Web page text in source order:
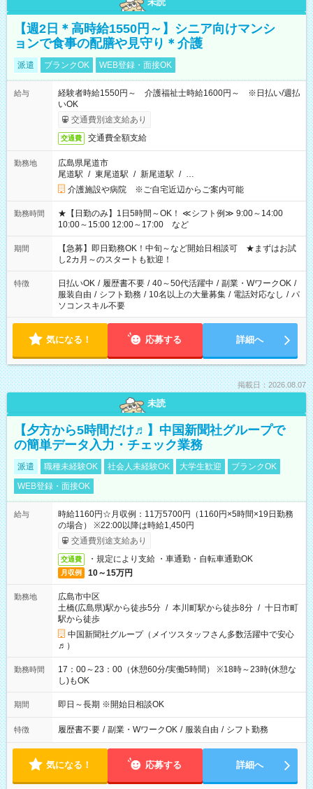
【週2日＊高時給1550円～】シニア向けマンシ
ョンで食事の配膳や見守り＊介護
派遣 ブランクOK WEB登録・面接OK
給与
経験者時給1550円～ 介護福祉士時給1600円～ ※日払い/週払
いOK
交通費別途支給あり
交通費 交通費全額支給
勤務地
広島県尾道市
尾道駅 / 東尾道駅 / 新尾道駅 / …
介護施設や病院 ※ご自宅近辺からご案内可能
勤務時間
★【日勤のみ】1日5時間～OK！ ≪シフト例≫ 9:00～14:00
10:00～15:00 12:00～17:00 など
期間
【急募】即日勤務OK！中旬～など開始日相談可 ★まずはお試
し2カ月～のスタートも歓迎！
特徴 日払いOK / 履歴書不要 / 40～50代活躍中 / 副業・WワークOK /
服装自由 / シフト勤務 / 10名以上の大量募集 / 電話対応なし / パ
ソコンスキル不要
気になる！ 応募する 詳細へ
掲載日：2026.08.07
未読
【夕方から5時間だけ♬】中国新聞社グループで
の簡単データ入力・チェック業務
派遣 職種未経験OK 社会人未経験OK 大学生歓迎
ブランクOK
WEB登録・面接OK
給与
時給1160円☆月収例：11万5700円（1160円×5時間×19日勤務
の場合） ※22:00以降は時給1,450円
交通費別途支給あり
交通費 ・規定により支給 ・車通勤・自転車通勤OK
月収例 10～15万円
勤務地
広島市中区
土橋(広島県)駅から徒歩5分 / 本川町駅から徒歩8分 / 十日市町
駅から徒歩
中国新聞社グループ（メイツスタッフさん多数活躍中で安心
♬）
勤務時間
17：00～23：00（休憩60分/実働5時間） ※18時～23時(休憩な
し)もOK
期間 即日～長期 ※開始日相談OK
特徴 履歴書不要 / 副業・WワークOK / 服装自由 / シフト勤務
気になる！ 応募する 詳細へ